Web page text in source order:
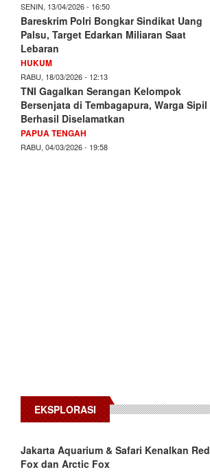
SENIN, 13/04/2026 - 16:50
Bareskrim Polri Bongkar Sindikat Uang
Palsu, Target Edarkan Miliaran Saat
Lebaran
HUKUM
RABU, 18/03/2026 - 12:13
TNI Gagalkan Serangan Kelompok
Bersenjata di Tembagapura, Warga Sipil
Berhasil Diselamatkan
PAPUA TENGAH
RABU, 04/03/2026 - 19:58
EKSPLORASI
Jakarta Aquarium & Safari Kenalkan Red
Fox dan Arctic Fox